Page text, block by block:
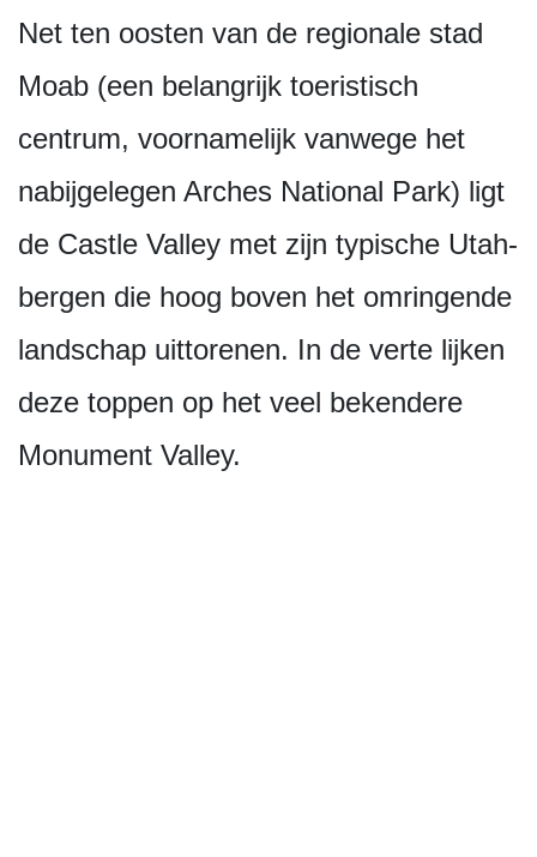
Net ten oosten van de regionale stad
Moab (een belangrijk toeristisch
centrum, voornamelijk vanwege het
nabijgelegen Arches National Park) ligt
de Castle Valley met zijn typische Utah-
bergen die hoog boven het omringende
landschap uittorenen. In de verte lijken
deze toppen op het veel bekendere
Monument Valley.